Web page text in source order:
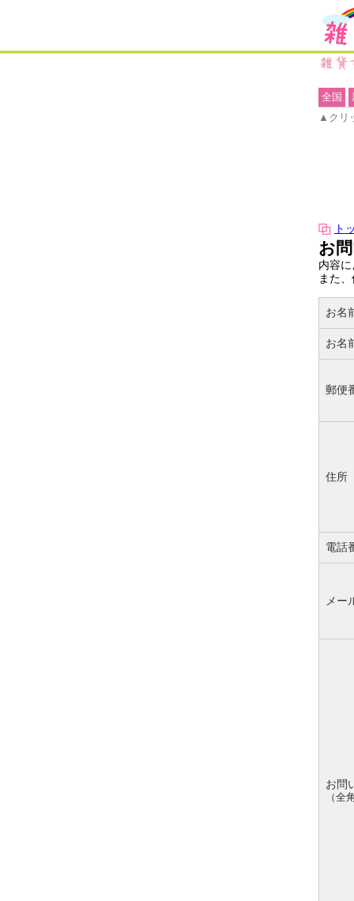
ト
お
内容
また
お名
お名
郵便
住所
電話
メー
お問
（全
全国
▲クリ